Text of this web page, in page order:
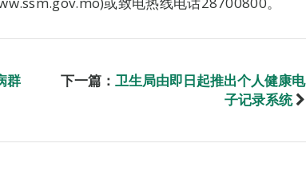
群
下一篇： 卫生局由即日起推出个人健康电
子记录系统